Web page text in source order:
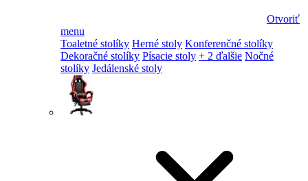
Otvoriť
menu
Toaletné stolíky Herné stoly Konferenčné stolíky
Dekoračné stolíky Písacie stoly + 2 ďalšie Nočné
stolíky Jedálenské stoly